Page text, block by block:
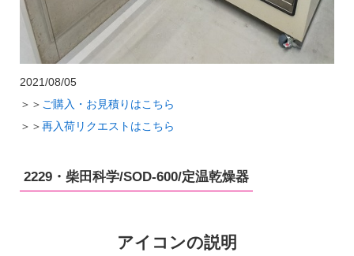
2021/08/05
＞＞ ご購入・お見積りはこちら
＞＞再入荷リクエストはこちら
2229・柴田科学/SOD-600/定温乾燥器
アイコンの説明